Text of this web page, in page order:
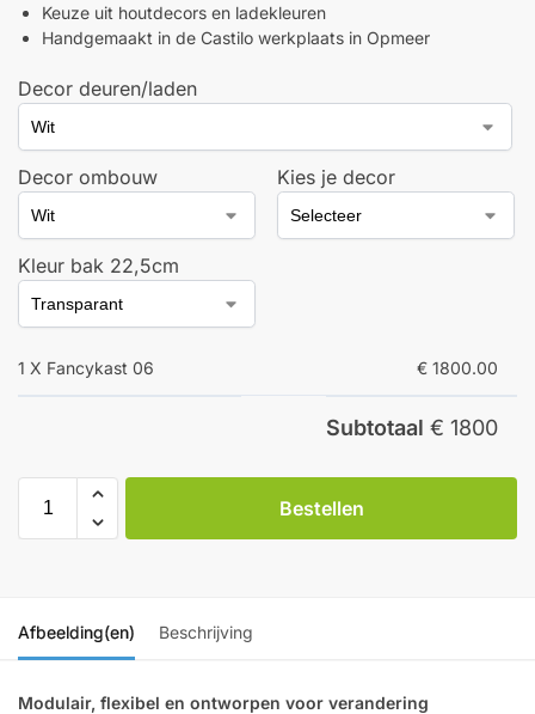
Keuze uit houtdecors en ladekleuren
Handgemaakt in de Castilo werkplaats in Opmeer
Decor deuren/laden
Decor ombouw Kies je decor
Kleur bak 22,5cm
1 X Fancykast 06 € 1800.00
Subtotaal € 1800
Bestellen
Afbeelding(en) Beschrijving
Modulair, flexibel en ontworpen voor verandering